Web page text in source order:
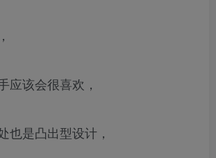
应该会很喜欢，
也是凸出型设计，